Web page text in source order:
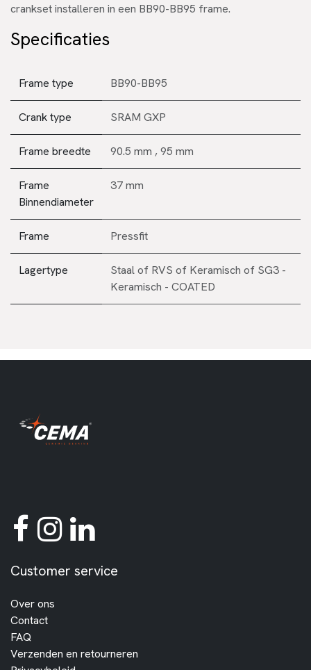
crankset installeren in een BB90-BB95 frame.
Specificaties
Frame type BB90-BB95
Crank type SRAM GXP
Frame breedte 90.5 mm ,95 mm
Frame
Binnendiameter
37 mm
Frame Pressfit
Lagertype Staalof RVS of Keramisch of SG3 -
Keramisch - COATED
Customer service
Over ons
Contact
FAQ
Verzenden en retourneren